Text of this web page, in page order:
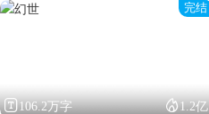
闪艺
完结
106.2万字 1.2亿